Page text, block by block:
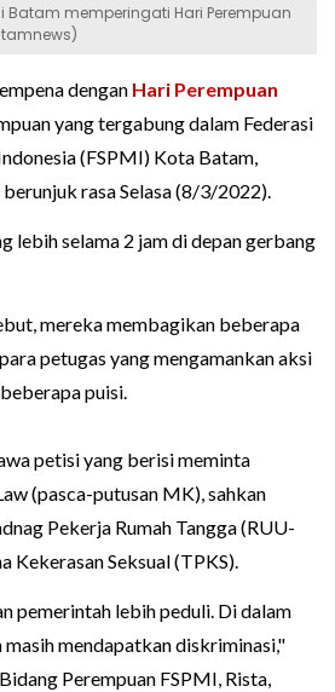
Batam memperingati Hari Perempuan
dengan Hari Perempuan
yang tergabung dalam Federasi
(FSPMI) Kota Batam,
rasa Selasa (8/3/2022).
lebih selama 2 jam di depan gerbang
mereka membagikan beberapa
petugas yang mengamankan aksi
puisi.
petisi yang berisi meminta
(pasca-putusan MK), sahkan
Pekerja Rumah Tangga (RUU-
Kekerasan Seksual (TPKS).
pemerintah lebih peduli. Di dalam
masih mendapatkan diskriminasi,"
Perempuan FSPMI, Rista,